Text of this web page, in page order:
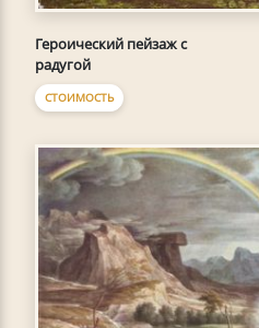
Героический пейзаж с
радугой
СТОИМОСТЬ